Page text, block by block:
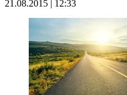
21.08.2015 | 12:33